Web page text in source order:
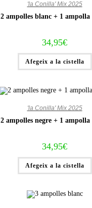
'la Conilla' Mix 2025
2 ampolles blanc + 1 ampolla
34,95€
Afegeix a la cistella
'la Conilla' Mix 2025
2 ampolles negre + 1 ampolla
34,95€
Afegeix a la cistella